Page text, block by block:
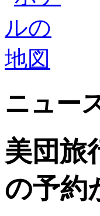
ニュー
美団旅
の予約